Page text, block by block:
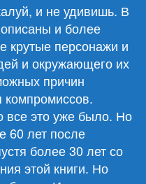
и не удивишь. В
и более
крутые персонажи и
и окружающего их
причин
все это уже было. Но
60 лет после
более 30 лет со
этой книги. Но